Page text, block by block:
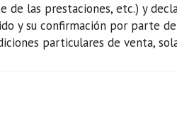
de las prestaciones, etc.) y
y su confirmación por parte
particulares de venta,